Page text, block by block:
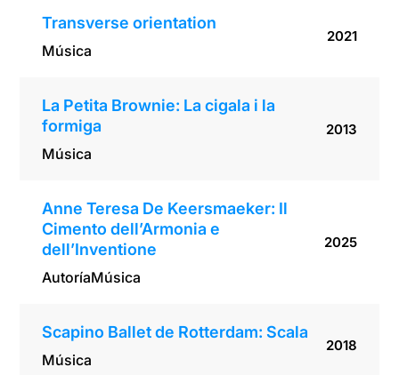
Transverse orientation
Música
2021
La Petita Brownie: La cigala i la
formiga
Música
2013
Anne Teresa De Keersmaeker: Il
Cimento dell’Armonia e
dell’Inventione
AutoríaMúsica
2025
Scapino Ballet de Rotterdam: Scala
Música
2018